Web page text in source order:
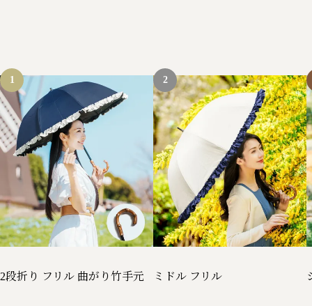
2段折り フリル 曲がり竹手元 ミドル フリル